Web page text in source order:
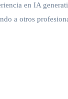
en IA
a otros